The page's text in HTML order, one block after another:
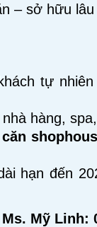
– sở hữu lâu
tự
hàng,
căn
hạn đến
Mỹ Linh: